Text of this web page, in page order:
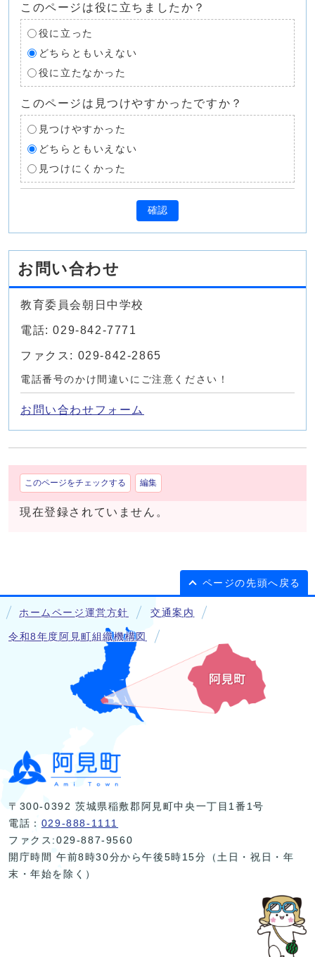
このページは役に立ちましたか？
役に立った
どちらともいえない
役に立たなかった
このページは見つけやすかったですか？
見つけやすかった
どちらともいえない
見つけにくかった
確認
お問い合わせ
教育委員会朝日中学校
電話: 029-842-7771
ファクス: 029-842-2865
電話番号のかけ間違いにご注意ください！
お問い合わせフォーム
このページをチェックする 編集
現在登録されていません。
ページの先頭へ戻る
ホームページ運営方針 交通案内
令和8年度阿見町組織機構図
〒300-0392 茨城県稲敷郡阿見町中央一丁目1番1号
電話： 029-888-1111
ファクス:029-887-9560
開庁時間 午前8時30分から午後5時15分（土日・祝日・年
末・年始を除く）